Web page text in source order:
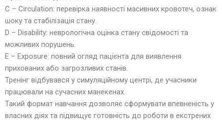
C – Circulation: перевірка наявності масивних кровотеч, ознак
шоку та стабілізація стану.
D – Disability: неврологічна оцінка стану свідомості та
можливих порушень.
E – Exposure: повний огляд пацієнта для виявлення
прихованих або загрозливих станів.
Тренінг відбувався у симуляційному центрі, де учасники
працювали на сучасних манекенах.
Такий формат навчання дозволяє сформувати впевненість у
власних діях та підвищує готовність до роботи в екстрених